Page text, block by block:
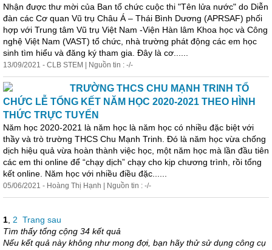
Nhận được thư mời của Ban tổ chức cuộc thi "Tên lửa nước" do Diễn
đàn các Cơ quan Vũ trụ Châu Á – Thái Bình Dương (APRSAF) phối
hợp với Trung tâm Vũ trụ Việt Nam -Viện Hàn lâm Khoa học và Công
nghệ Việt Nam (VAST) tổ chức, nhà trường phát động các em học
sinh tìm hiểu và đăng ký tham gia. Đây là cơ......
13/09/2021 - CLB STEM | Nguồn tin : -/-
TRƯỜNG THCS CHU MẠNH TRINH TỔ
CHỨC LỄ TỔNG KẾT NĂM HỌC 2020-2021 THEO HÌNH
THỨC TRỰC TUYẾN
Năm học 2020-2021 là năm học là năm học có nhiều đặc biệt với
thầy và trò trường THCS Chu Mạnh Trinh. Đó là năm học vừa chống
dịch hiệu quả vừa hoàn thành việc học, một năm học mà lần đầu tiên
các em thi online để “chạy dịch” chạy cho kịp chương trình, rồi tổng
kết online. Năm học với nhiều điều đặc......
05/06/2021 - Hoàng Thị Hạnh | Nguồn tin : -/-
1 2 Trang sau
Tìm thấy tổng cộng 34 kết quả
Nếu kết quả này không như mong đợi, bạn hãy thử sử dụng công cụ